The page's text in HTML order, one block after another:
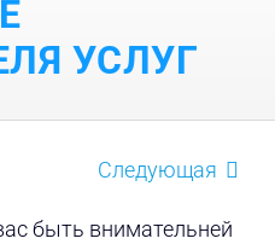
УСЛУГ
Следующая
быть внимательней